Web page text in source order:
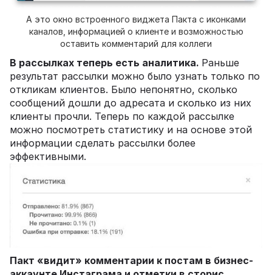
А это окно встроенного виджета Пакта с иконками
каналов, информацией о клиенте и возможностью
оставить комментарий для коллеги
В рассылках теперь есть аналитика. Раньше
результат рассылки можно было узнать только по
откликам клиентов. Было непонятно, сколько
сообщений дошли до адресата и сколько из них
клиенты прочли. Теперь по каждой рассылке
можно посмотреть статистику и на основе этой
информации сделать рассылки более
эффективными.
Пакт «видит» комментарии к постам в бизнес-